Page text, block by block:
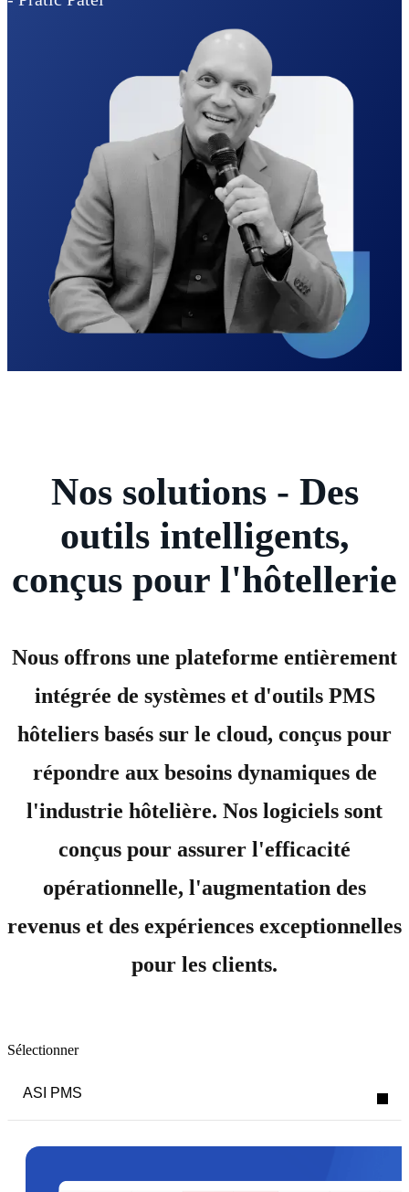
Nos solutions - Des
outils intelligents,
conçus pour l'hôtellerie
Nous offrons une plateforme entièrement
intégrée de systèmes et d'outils PMS
hôteliers basés sur le cloud, conçus pour
répondre aux besoins dynamiques de
l'industrie hôtelière. Nos logiciels sont
conçus pour assurer l'efficacité
opérationnelle, l'augmentation des
revenus et des expériences exceptionnelles
pour les clients.
Sélectionner
ASI PMS